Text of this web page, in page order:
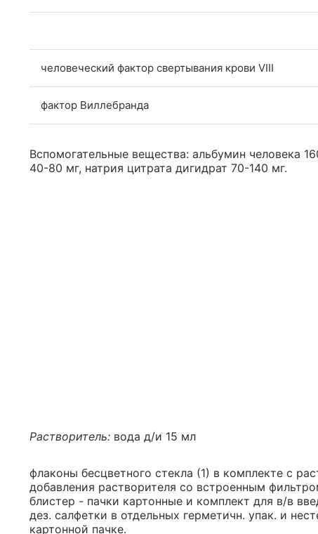
человеческий фактор свертывания крови VIII
фактор Виллебранда
Вспомогательные вещества: альбумин человека
40-80 мг, натрия цитрата дигидрат 70-140 мг.
Растворитель: вода д/и 15 мл
флаконы бесцветного стекла (1) в комплекте с
добавления растворителя со встроенным
блистер - пачки картонные и комплект для в/в
дез. салфетки в отдельных герметичн. упак. и
картонной пачке.